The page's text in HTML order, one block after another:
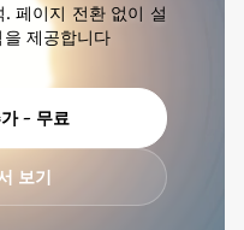
페이지 전환 없이 설
제공합니다
- 무료
보기